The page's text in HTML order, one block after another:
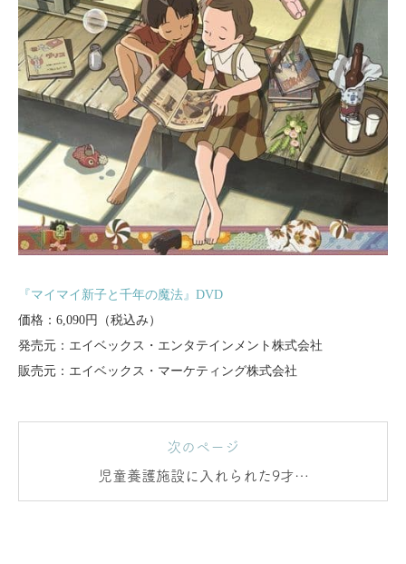
『マイマイ新子と千年の魔法』DVD
価格：6,090円（税込み）
発売元：エイベックス・エンタテインメント株式会社
販売元：エイベックス・マーケティング株式会社
次のページ
児童養護施設に入れられた9才の
少女は何を想う？